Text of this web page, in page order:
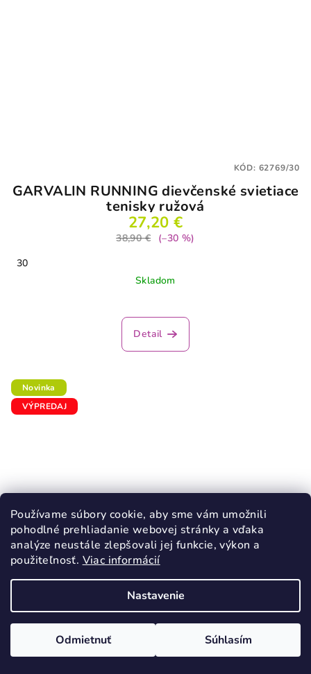
Používame súbory cookie, aby sme vám umožnili
pohodlné prehliadanie webovej stránky a vďaka
analýze neustále zlepšovali jej funkcie, výkon a
použiteľnosť. Viac informácií
Nastavenie
Odmietnuť Súhlasím
GARVALIN RUNNING dievčenské svietiace
tenisky ružová
27,20 €
38,90 €
(–30 %)
30
Skladom
Detail
KÓD: 62769/30
Novinka
VÝPREDAJ
GARVALIN BLUEY dievčenské svietiace
tenisky ružová
28,60 €